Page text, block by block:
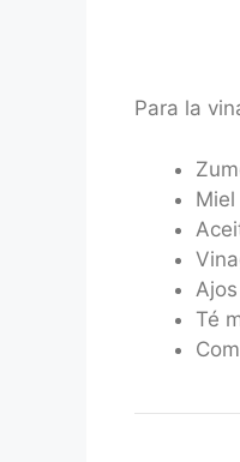
Para la
Miel
Ajos
Té